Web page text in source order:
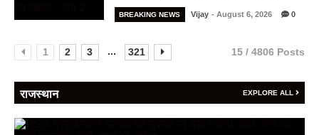
BREAKING NEWS Vijay - August 6, 2026 0
1 2 3 ... 321 15 / 4806 Posts
राजस्थान EXPLORE ALL